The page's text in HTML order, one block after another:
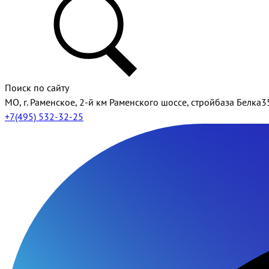
Поиск по сайту
МО, г. Раменское, 2-й км Раменского шоссе, стройбаза
+7(495) 532-32-25